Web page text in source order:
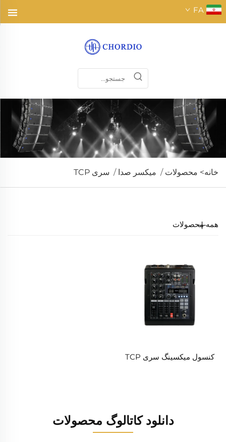
FA
خانه> محصولات / میکسر صدا / سری TCP
همه محصولات
کنسول میکسینگ سری TCP
دانلود کاتالوگ محصولات